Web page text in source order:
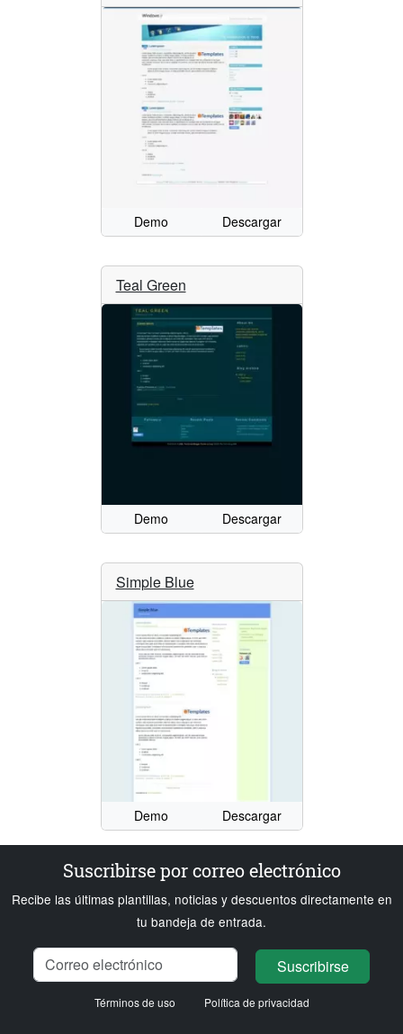
Demo Descargar
Teal Green
Demo Descargar
Simple Blue
Demo Descargar
Suscribirse por correo electrónico
Recibe las últimas plantillas, noticias y descuentos directamente en
tu bandeja de entrada.
Nombre
Correo electrónico Cargando...
Suscribirse
Términos de uso Política de privacidad